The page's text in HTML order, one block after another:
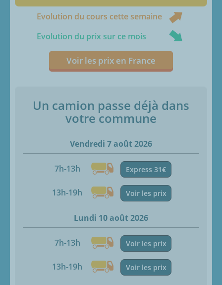
Evolution du cours cette semaine
Evolution du prix sur ce mois
Voir les prix en France
Un camion passe déjà dans
votre commune
Vendredi 7 août 2026
7h-13h Express 31€
13h-19h Voir les prix
Lundi 10 août 2026
7h-13h Voir les prix
13h-19h Voir les prix